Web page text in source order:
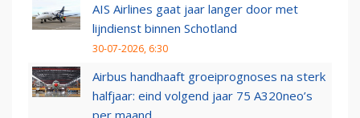
AIS Airlines gaat jaar langer door met
lijndienst binnen Schotland
30-07-2026, 6:30
Airbus handhaaft groeiprognoses na sterk
halfjaar: eind volgend jaar 75 A320neo’s